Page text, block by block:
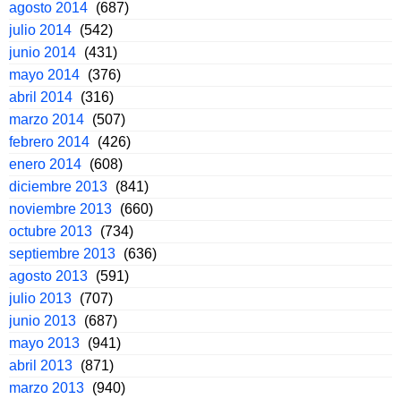
agosto 2014 (687)
julio 2014 (542)
junio 2014 (431)
mayo 2014 (376)
abril 2014 (316)
marzo 2014 (507)
febrero 2014 (426)
enero 2014 (608)
diciembre 2013 (841)
noviembre 2013 (660)
octubre 2013 (734)
septiembre 2013 (636)
agosto 2013 (591)
julio 2013 (707)
junio 2013 (687)
mayo 2013 (941)
abril 2013 (871)
marzo 2013 (940)